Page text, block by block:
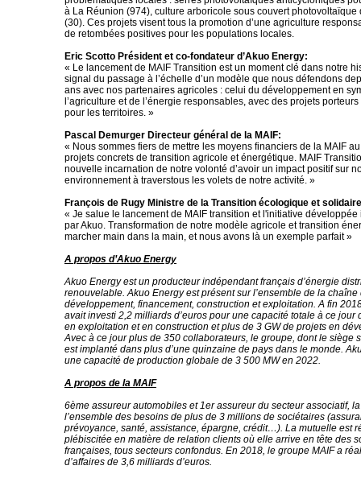
à La Réunion (974), culture arboricole sous couvert photovoltaïque
(30). Ces projets visent tous la promotion d’une agriculture
de retombées positives pour les populations locales.
Eric Scotto Président et co-fondateur d’Akuo Energy:
« Le lancement de MAIF Transition est un moment clé dans notre
signal du passage à l’échelle d’un modèle que nous défendons
ans avec nos partenaires agricoles : celui du développement en
l’agriculture et de l’énergie responsables, avec des projets
pour les territoires. »
Pascal Demurger Directeur général de la MAIF:
« Nous sommes fiers de mettre les moyens financiers de la MAIF
projets concrets de transition agricole et énergétique. MAIF
nouvelle incarnation de notre volonté d’avoir un impact positif sur
environnement à traverstous les volets de notre activité. »
François de Rugy Ministre de la Transition écologique et
« Je salue le lancement de MAIF transition et l'initiative
par Akuo. Transformation de notre modèle agricole et transition
marcher main dans la main, et nous avons là un exemple parfait »
A propos d’Akuo Energy
Akuo Energy est un producteur indépendant français d’énergie
renouvelable. Akuo Energy est présent sur l’ensemble de la chaîne
développement, financement, construction et exploitation. A fin
avait investi 2,2 milliards d’euros pour une capacité totale à ce jour
en exploitation et en construction et plus de 3 GW de projets en
Avec à ce jour plus de 350 collaborateurs, le groupe, dont le siège
est implanté dans plus d’une quinzaine de pays dans le monde.
une capacité de production globale de 3 500 MW en 2022.
A propos de la MAIF
6ème assureur automobiles et 1er assureur du secteur associatif,
l’ensemble des besoins de plus de 3 millions de sociétaires
prévoyance, santé, assistance, épargne, crédit…). La mutuelle est
plébiscitée en matière de relation clients où elle arrive en tête des
françaises, tous secteurs confondus. En 2018, le groupe MAIF a
d’affaires de 3,6 milliards d’euros.